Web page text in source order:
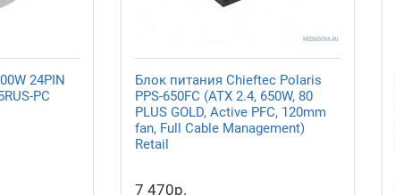
24PIN
PC
Блок питания Chieftec Polaris
PPS-650FC (ATX 2.4, 650W, 80
PLUS GOLD, Active PFC, 120mm
fan, Full Cable Management)
Retail
7 470р.